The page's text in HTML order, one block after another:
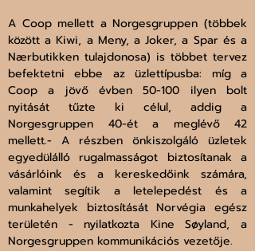
A Coop mellett a Norgesgruppen (többek
között a Kiwi, a Meny, a Joker, a Spar és a
Nærbutikken tulajdonosa) is többet tervez
befektetni ebbe az üzlettípusba: míg a
Coop a jövő évben 50-100 ilyen bolt
nyitását tűzte ki célul, addig a
Norgesgruppen 40-ét a meglévő 42
mellett.- A részben önkiszolgáló üzletek
egyedülálló rugalmasságot biztosítanak a
vásárlóink ​​és a kereskedőink számára,
valamint segítik a letelepedést és a
munkahelyek biztosítását Norvégia egész
területén - nyilatkozta Kine Søyland, a
Norgesgruppen kommunikációs vezetője.